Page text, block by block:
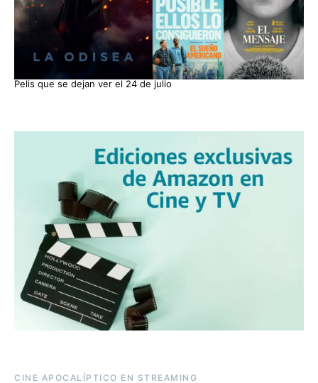
Pelis que se dejan ver el 24 de julio
CINE APOCALÍPTICO EN STREAMING